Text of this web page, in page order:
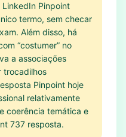
Pinpoint
termo, sem checar
Além disso, há
“costumer” no
a associações
trocadilhos
Pinpoint hoje
relativamente
coerência temática e
737 resposta.